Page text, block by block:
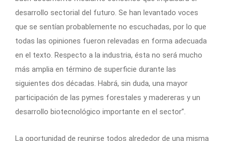
desarrollo sectorial del futuro. Se han levantado voces
que se sentían probablemente no escuchadas, por lo que
todas las opiniones fueron relevadas en forma adecuada
en el texto. Respecto a la industria, ésta no será mucho
más amplia en término de superficie durante las
siguientes dos décadas. Habrá, sin duda, una mayor
participación de las pymes forestales y madereras y un
desarrollo biotecnológico importante en el sector”.
La oportunidad de reunirse todos alrededor de una misma